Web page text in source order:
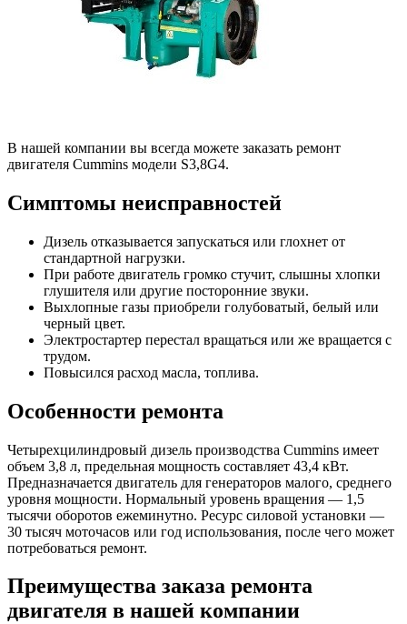
В нашей компании вы всегда можете заказать ремонт
двигателя Cummins модели S3,8G4.
Симптомы неисправностей
Дизель отказывается запускаться или глохнет от
стандартной нагрузки.
При работе двигатель громко стучит, слышны хлопки
глушителя или другие посторонние звуки.
Выхлопные газы приобрели голубоватый, белый или
черный цвет.
Электростартер перестал вращаться или же вращается с
трудом.
Повысился расход масла, топлива.
Особенности ремонта
Четырехцилиндровый дизель производства Cummins имеет
объем 3,8 л, предельная мощность составляет 43,4 кВт.
Предназначается двигатель для генераторов малого, среднего
уровня мощности. Нормальный уровень вращения — 1,5
тысячи оборотов ежеминутно. Ресурс силовой установки —
30 тысяч моточасов или год использования, после чего может
потребоваться ремонт.
Преимущества заказа ремонта
двигателя в нашей компании